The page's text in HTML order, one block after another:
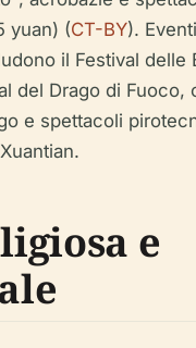
yuan) (CT-BY). Eventi
il Festival delle
del Drago di Fuoco,
e spettacoli
e